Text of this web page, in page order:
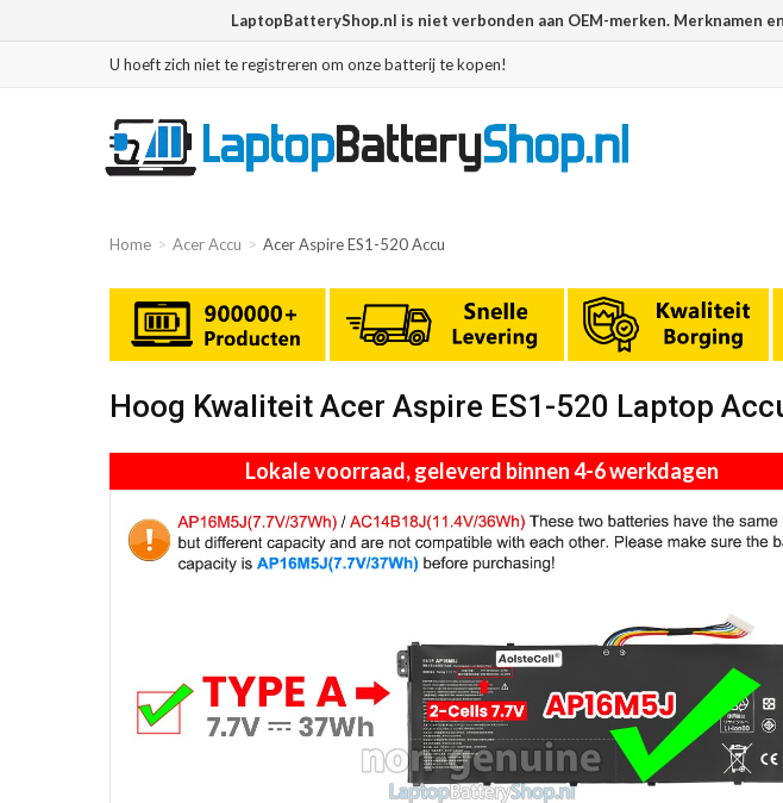
LaptopBatteryShop.nl is niet verbonden aan OEM-merken.
U hoeft zich niet te registreren om onze batterij te kopen!
Home Acer Accu Acer Aspire ES1-520 Accu
Hoog Kwaliteit Acer Aspire ES1-520 Laptop
Lokale voorraad, geleverd binnen 4-6 werkdagen